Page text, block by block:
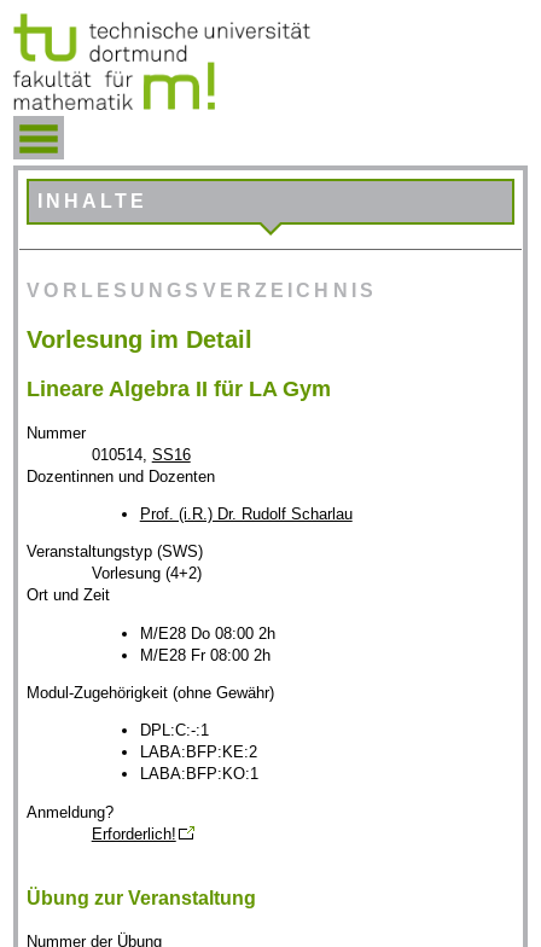
INHALTE
VORLESUNGSVERZEICHNIS
Vorlesung im Detail
Lineare Algebra II für LA Gym
Nummer
010514, SS16
Dozentinnen und Dozenten
Prof. (i.R.) Dr. Rudolf Scharlau
Veranstaltungstyp (SWS)
Vorlesung (4+2)
Ort und Zeit
M/E28 Do 08:00 2h
M/E28 Fr 08:00 2h
Modul-Zugehörigkeit (ohne Gewähr)
DPL:C:-:1
LABA:BFP:KE:2
LABA:BFP:KO:1
Anmeldung?
Erforderlich!
Übung zur Veranstaltung
Nummer der Übung